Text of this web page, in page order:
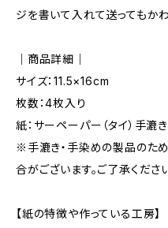
ジを書いて入れて送ってもかわ
｜商品詳細｜
サイズ：11.5×16cm
枚数：4枚入り
紙：サーペーパー（タイ）手漉き
※手漉き・手染めの製品のた
合がございます。ご了承くださ
【紙の特徴や作っている工房】